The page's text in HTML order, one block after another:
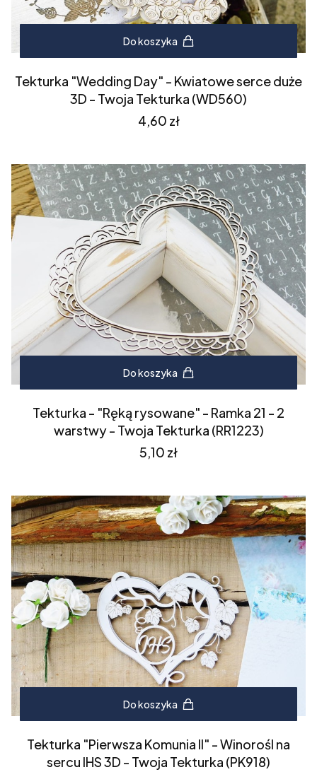
Do koszyka
Tekturka "Wedding Day" - Kwiatowe serce duże
3D - Twoja Tekturka (WD560)
Cena
4,60 zł
Do koszyka
Tekturka - "Ręką rysowane" - Ramka 21 - 2
warstwy - Twoja Tekturka (RR1223)
Cena
5,10 zł
Do koszyka
Tekturka "Pierwsza Komunia II" - Winorośl na
sercu IHS 3D - Twoja Tekturka (PK918)